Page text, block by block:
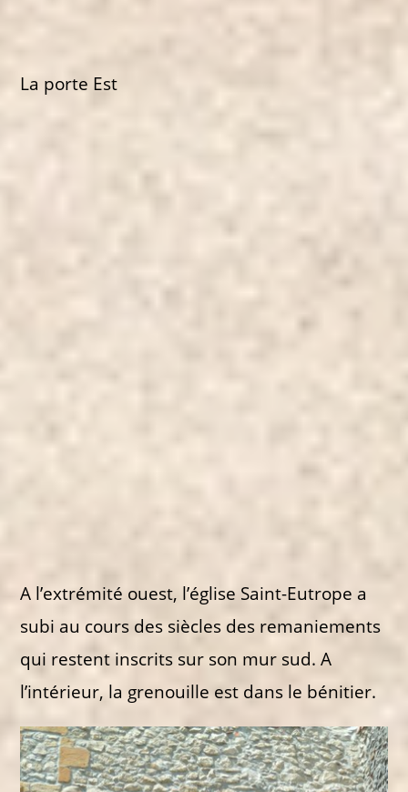
La porte Est
A l’extrémité ouest, l’église Saint-Eutrope a
subi au cours des siècles des remaniements
qui restent inscrits sur son mur sud. A
l’intérieur, la grenouille est dans le bénitier.